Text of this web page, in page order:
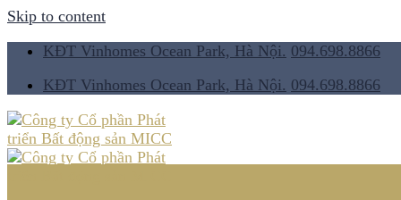
Skip to content
KĐT Vinhomes Ocean Park, Hà Nội. 094.698.8866
KĐT Vinhomes Ocean Park, Hà Nội. 094.698.8866